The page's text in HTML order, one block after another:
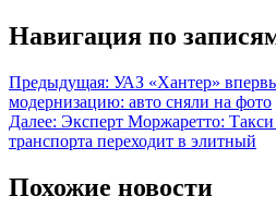
Навигация по
Предыдущая: УАЗ «Хантер»
модернизацию: авто сняли на фото
Далее: Эксперт Моржаретто:
транспорта переходит в элитный
Похожие новости